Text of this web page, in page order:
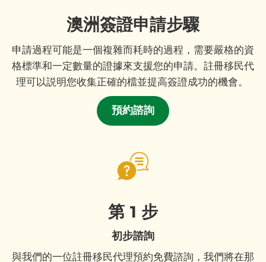
澳洲簽證申請步驟
申請過程可能是一個複雜而耗時的過程，需要嚴格的資
格標準和一定數量的證據來支援您的申請。註冊移民代
理可以説明您收集正確的檔並提高簽證成功的機會。
預約諮詢
第 1 步
初步諮詢
與我們的一位註冊移民代理預約免費諮詢，我們將在那